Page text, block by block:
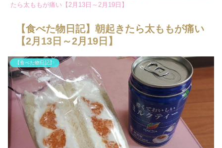
たら太ももが痛い【2月13日～2月19日】
【食べた物日記】朝起きたら太ももが痛い
【2月13日～2月19日】
【食べた物日記】